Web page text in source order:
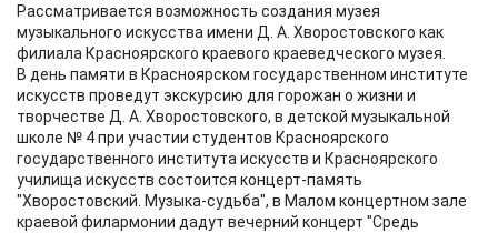
Рассматривается возможность создания музея
музыкального искусства имени Д. А. Хворостовского как
филиала Красноярского краевого краеведческого музея.
В день памяти в Красноярском государственном институте
искусств проведут экскурсию для горожан о жизни и
творчестве Д. А. Хворостовского, в детской музыкальной
школе № 4 при участии студентов Красноярского
государственного института искусств и Красноярского
училища искусств состоится концерт-память
"Хворостовский. Музыка-судьба", в Малом концертном зале
краевой филармонии дадут вечерний концерт "Средь